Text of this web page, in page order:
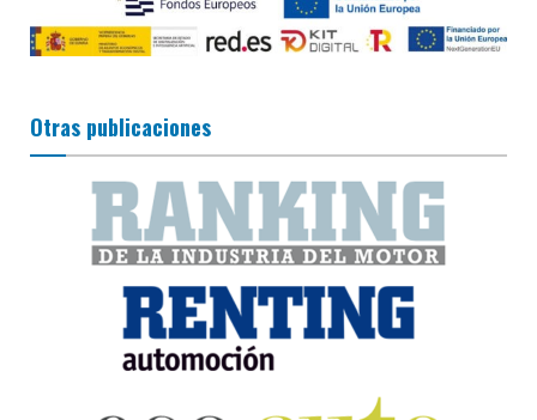
Otras publicaciones